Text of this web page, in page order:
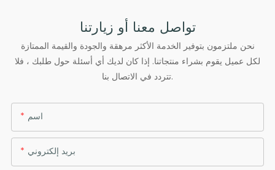
تواصل معنا أو زيارتنا
نحن ملتزمون بتوفير الخدمة الأكثر مرهقة والجودة والقيمة الممتازة
لكل عميل يقوم بشراء منتجاتنا. إذا كان لديك أي أسئلة حول طلبك ، فلا
تتردد في الاتصال بنا.
اسم
بريد إلكتروني